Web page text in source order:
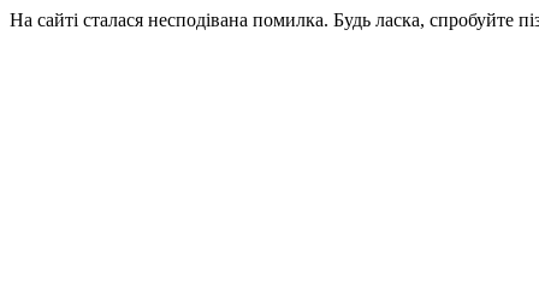
На сайті сталася несподівана помилка. Будь ласка, спробуйте